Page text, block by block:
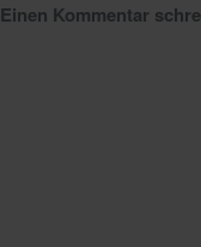
Einen Kommentar